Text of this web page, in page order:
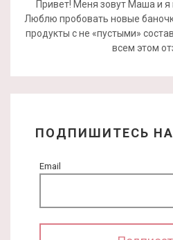
Привет! Меня зовут Маша и я
Люблю пробовать новые
продукты с не «пустыми»
всем этом
ПОДПИШИТЕСЬ
Email